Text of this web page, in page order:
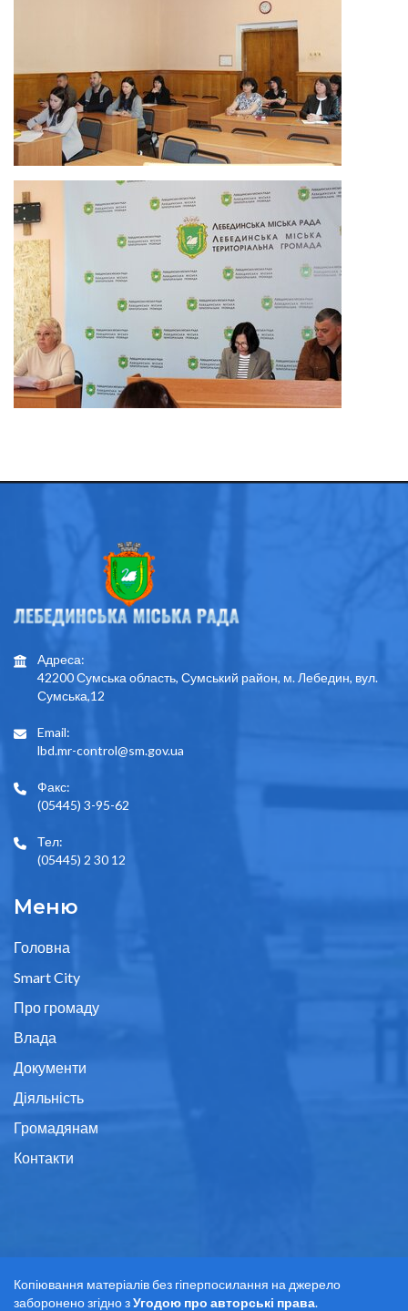
Адреса:
42200 Сумська область, Сумський район, м. Лебедин, вул.
Сумська,12
Email:
lbd.mr-control@sm.gov.ua
Факс:
(05445) 3-95-62
Тел:
(05445) 2 30 12
Меню
Головна
Smart City
Про громаду
Влада
Документи
Діяльність
Громадянам
Контакти
Копіювання матеріалів без гіперпосилання на джерело
заборонено згідно зУгодою про авторські права.